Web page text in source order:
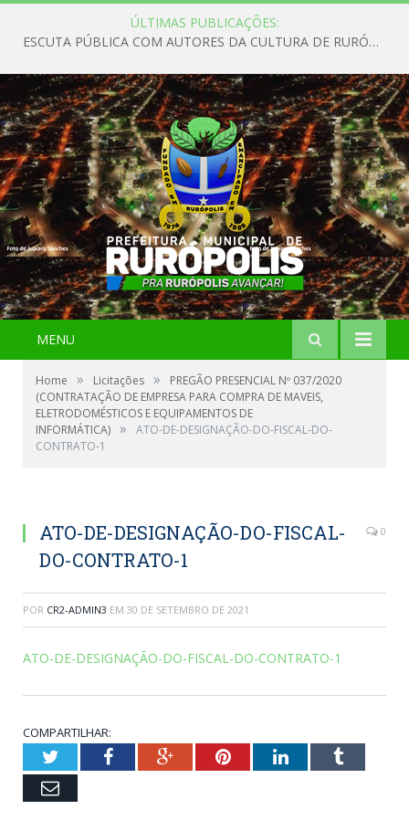
ÚLTIMAS PUBLICAÇÕES:
ESCUTA PÚBLICA COM AUTORES DA CULTURA DE RURÓPOLIS
MENU
Home » Licitações »
PREGÃO PRESENCIAL Nº 037/2020
(CONTRATAÇÃO DE EMPRESA PARA COMPRA DE MAVEIS,
ELETRODOMÉSTICOS E EQUIPAMENTOS DE
INFORMÁTICA) »
ATO-DE-DESIGNAÇÃO-DO-FISCAL-DO-
CONTRATO-1
ATO-DE-DESIGNAÇÃO-DO-FISCAL-
DO-CONTRATO-1
0
POR CR2-ADMIN3 EM 30 DE SETEMBRO DE 2021
ATO-DE-DESIGNAÇÃO-DO-FISCAL-DO-CONTRATO-1
COMPARTILHAR:
TwitterFacebookGoogle+PinterestLinkedInTumblr
Email